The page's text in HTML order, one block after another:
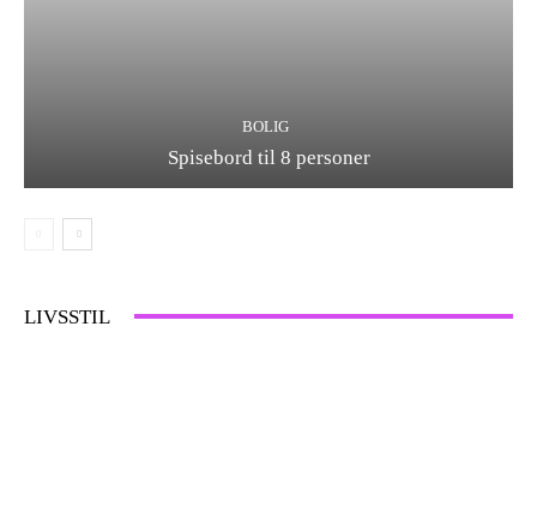
BOLIG
Spisebord til 8 personer
LIVSSTIL